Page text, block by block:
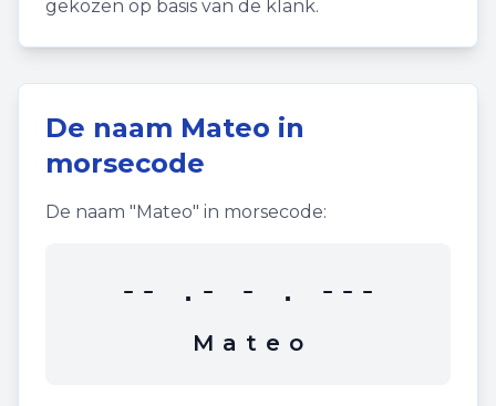
gekozen op basis van de klank.
De naam Mateo in
morsecode
De naam "Mateo" in morsecode:
-- .- - . ---
M a t e o